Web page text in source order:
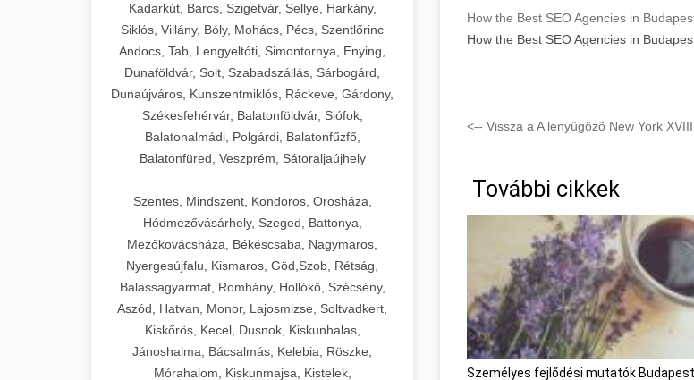
Kadarkút, Barcs, Szigetvár, Sellye, Harkány,
Siklós, Villány, Bóly, Mohács, Pécs, Szentlőrinc
Andocs, Tab, Lengyeltóti, Simontornya, Enying,
Dunaföldvár, Solt, Szabadszállás, Sárbogárd,
Dunaújváros, Kunszentmiklós, Ráckeve, Gárdony,
Székesfehérvár, Balatonföldvár, Siófok,
Balatonalmádi, Polgárdi, Balatonfűzfő,
Balatonfüred, Veszprém, Sátoraljaújhely
Szentes, Mindszent, Kondoros, Orosháza,
Hódmezővásárhely, Szeged, Battonya,
Mezőkovácsháza, Békéscsaba, Nagymaros,
Nyergesújfalu, Kismaros, Göd,Szob, Rétság,
Balassagyarmat, Romhány, Hollókő, Szécsény,
Aszód, Hatvan, Monor, Lajosmizse, Soltvadkert,
Kiskőrös, Kecel, Dusnok, Kiskunhalas,
Jánoshalma, Bácsalmás, Kelebia, Röszke,
Mórahalom, Kiskunmajsa, Kistelek,
How the Best SEO Agencies in
How the Best SEO Agencies in
<-- Vissza a A lenyûgözõ New York
További cikkek
Személyes fejlődési mutatók